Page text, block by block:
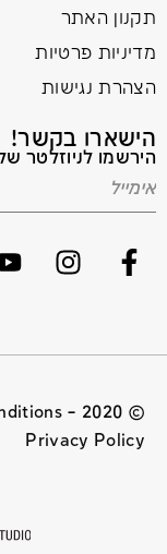
תקנון האתר
מדיניות פרטיות
הצהרת נגישות
הישארו בקשר!
הירשמו לניוזלטר
–
Privacy Policy